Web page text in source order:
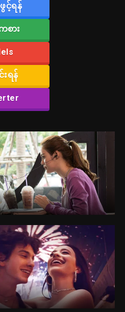
င့်ရန်
စား
းရန်